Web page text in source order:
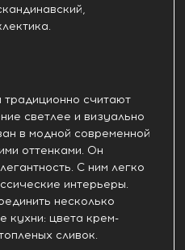
считают
светлее и визуально
в модной современной
оттенками. Он
С ним легко
интерьеры.
несколько
кухни: цвета крем-
сливок.